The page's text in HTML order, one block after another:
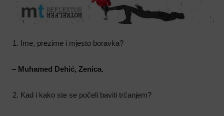
Ime, prezime i mjesto boravka?
– Muhamed Dehić, Zenica.
Kad i kako ste se počeli baviti trčanjem?